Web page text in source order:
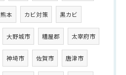
熊本 カビ対策 黒カビ
大野城市 糟屋郡 太宰府市
神埼市 佐賀市 唐津市